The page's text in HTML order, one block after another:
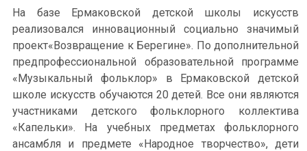
На базе Ермаковской детской школы искусств
реализовался инновационный социально значимый
проект«Возвращение к Берегине». По дополнительной
предпрофессиональной образовательной программе
«Музыкальный фольклор» в Ермаковской детской
школе искусств обучаются 20 детей. Все они являются
участниками детского фольклорного коллектива
«Капельки». На учебных предметах фольклорного
ансамбля и предмете «Народное творчество», дети